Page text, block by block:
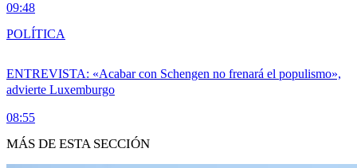
09:48
ENTREVISTA: «Acabar con Schengen no frenará el populismo»,
advierte Luxemburgo
08:55
POLÍTICA
MÁS DE ESTA SECCIÓN